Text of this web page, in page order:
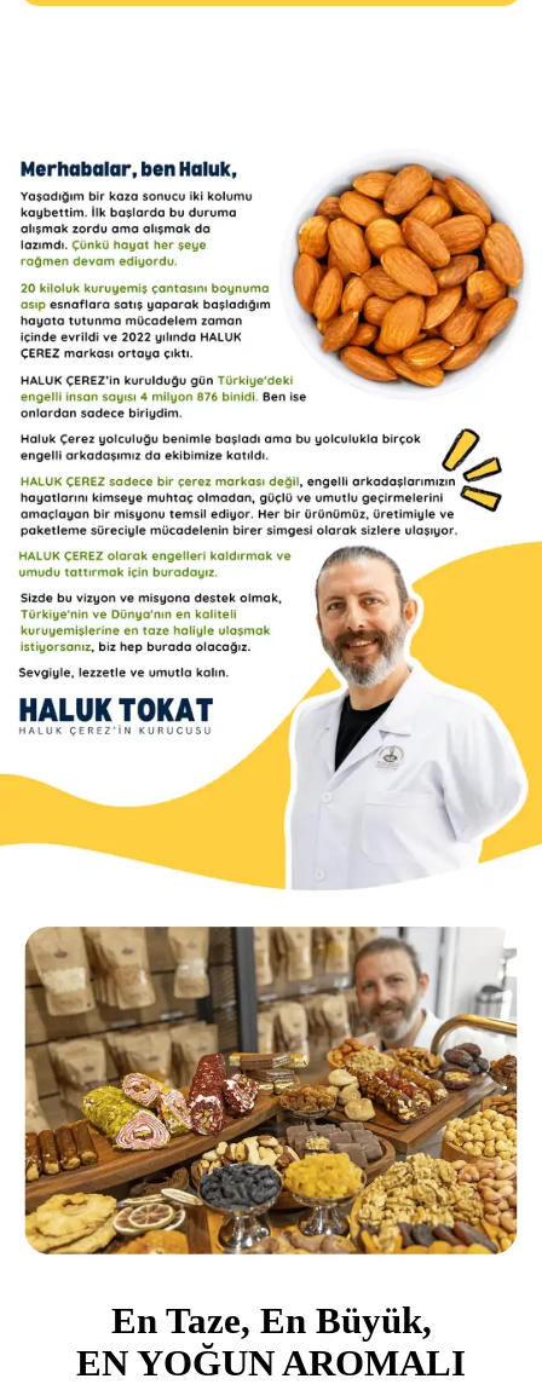
En Taze, En Büyük,
EN YOĞUN AROMALI